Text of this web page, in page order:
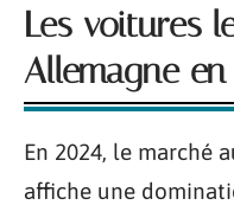
Les voitures
Allemagne en
En 2024, le marché
affiche une